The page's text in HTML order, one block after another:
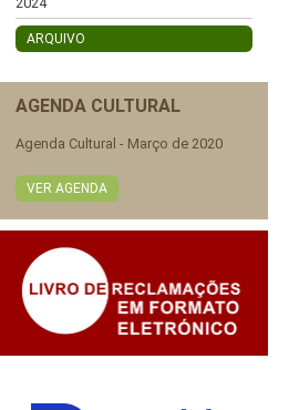
ARQUIVO
AGENDA CULTURAL
Agenda Cultural - Março de 2020
VER AGENDA